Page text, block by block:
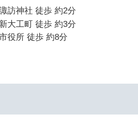
訪神社 徒歩 約2分
大工町 徒歩 約3分
役所 徒歩 約8分